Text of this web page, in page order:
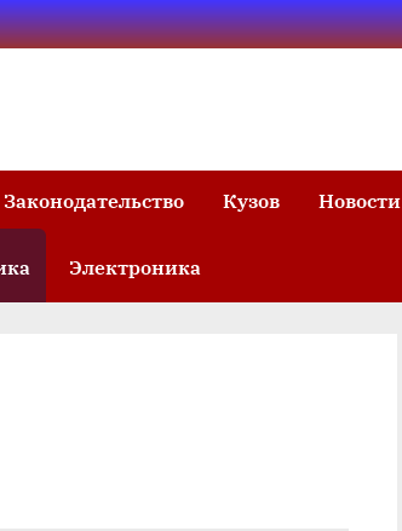
Законодательство Кузов Новости
Электроника